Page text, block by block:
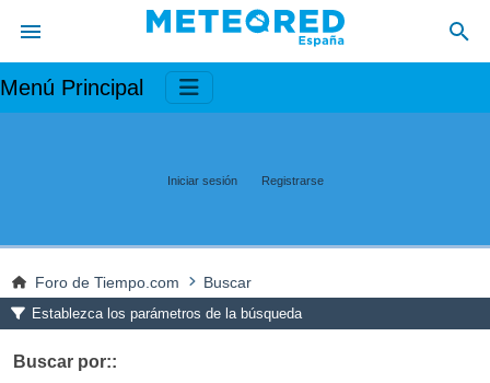
Menú Principal
Iniciar sesión Registrarse
Foro de Tiempo.com Buscar
Establezca los parámetros de la búsqueda
Buscar por::